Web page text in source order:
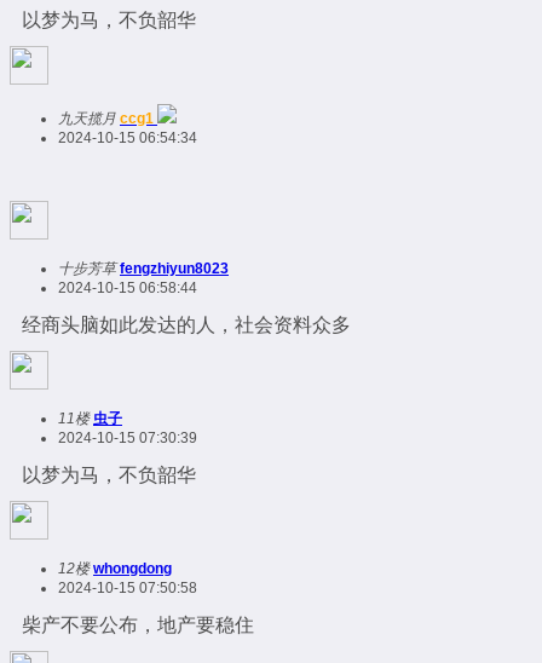
以梦为马，不负韶华
九天揽月 ccg1
2024-10-15 06:54:34
十步芳草 fengzhiyun8023
2024-10-15 06:58:44
经商头脑如此发达的人，社会资料众多
11楼 虫子
2024-10-15 07:30:39
以梦为马，不负韶华
12楼 whongdong
2024-10-15 07:50:58
柴产不要公布，地产要稳住